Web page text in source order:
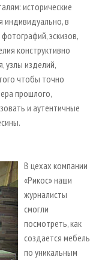
исторические
индивидуально, в
эскизов,
конструктивно
узлы изделий,
чтобы точно
прошлого,
и аутентичные
В цехах компании
«Рикос» наши
журналисты
смогли
посмотреть, как
создается мебель
по уникальным